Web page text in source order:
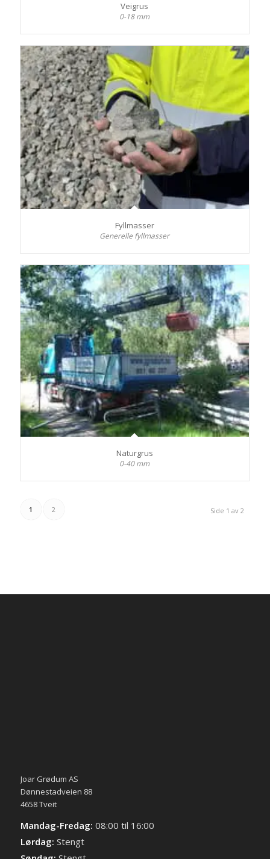
Veigrus
0-18 mm
Fyllmasser
Generelle fyllmasser
Naturgrus
0-40 mm
Side 1 av 2
1 2
Joar Grødum AS
Dønnestadveien 88
4658 Tveit
Mandag-Fredag: 08:00 til 16:00
Lørdag: Stengt